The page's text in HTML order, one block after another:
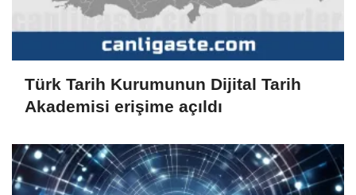
Türk Tarih Kurumunun Dijital Tarih
Akademisi erişime açıldı